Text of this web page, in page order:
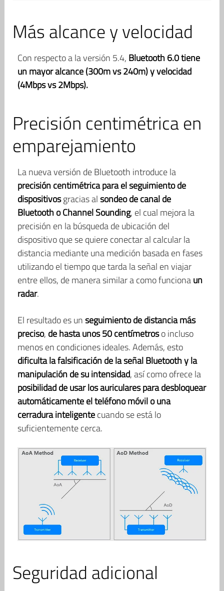
Más alcance y velocidad
Con respecto a la versión 5.4, Bluetooth 6.0 tiene
un mayor alcance (300m vs 240m) y velocidad
(4Mbps vs 2Mbps).
Precisión centimétrica en
emparejamiento
La nueva versión de Bluetooth introduce la
precisión centimétrica para el seguimiento de
dispositivosgracias alsondeo de canal de
Bluetooth o Channel Sounding, el cual mejora la
precisión en la búsqueda de ubicación del
dispositivo que se quiere conectar al calcular la
distancia mediante una medición basada en fases
utilizando el tiempo que tarda la señal en viajar
entre ellos, de manera similar a como funcionaun
radar.
El resultado es unseguimiento de distancia más
preciso, de hasta unos 50 centímetroso incluso
menos en condiciones ideales. Además, esto
dificulta la falsificación de la señal Bluetooth y la
manipulación de su intensidad, así como ofrece la
posibilidad de usarlos auriculares para desbloquear
automáticamente el teléfono móvil o una
cerradura inteligentecuando se está lo
suficientemente cerca.
Seguridad adicional